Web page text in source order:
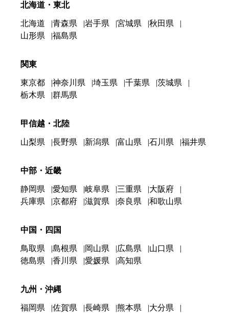
北海道・東北
北海道 青森県 岩手県 宮城県
秋田県
山形県
福島県
関東
東京都 神奈川県 埼玉県 千葉県
茨城県
栃木県
群馬県
甲信越・北陸
山梨県 長野県 新潟県 富山県 石川県 福井県
中部・近畿
静岡県 愛知県 岐阜県 三重県
大阪府
兵庫県
京都府 滋賀県 奈良県 和歌山県
中国・四国
鳥取県 島根県 岡山県 広島県
山口県
徳島県
香川県 愛媛県 高知県
九州・沖縄
福岡県 佐賀県 長崎県 熊本県
大分県